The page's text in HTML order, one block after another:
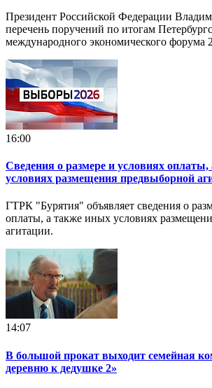
Президент Российской Федерации
перечень поручений по итогам
международного экономического форума
16:00
Сведения о размере и условиях
условиях размещения предвыборной
ГТРК "Бурятия" объявляет сведения о
оплаты, а также иных условиях
агитации.
14:07
В большой прокат выходит семейная
деревню к дедушке 2»